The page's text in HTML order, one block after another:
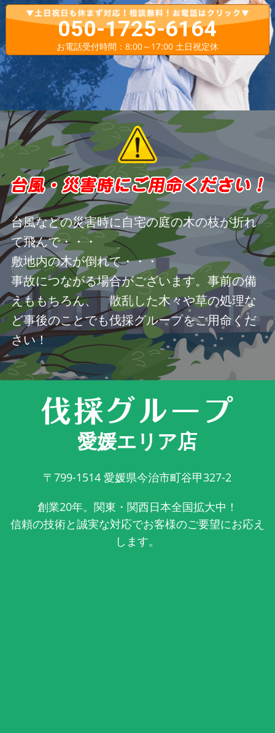
050-1725-6164
お電話受付時間：8:00～17:00 土日祝定休
台風などの災害時に自宅の庭の木の枝が折れ
て飛んで・・・
敷地内の木が倒れて・・・
事故につながる場合がございます。事前の備
えももちろん、 散乱した木々や草の処理な
ど事後のことでも伐採グループをご用命くだ
さい！
愛媛エリア店
〒799-1514 愛媛県今治市町谷甲327-2
創業20年。関東・関西日本全国拡大中！
信頼の技術と誠実な対応でお客様のご要望にお応え
します。